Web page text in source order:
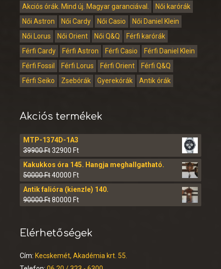
Akciós órák. Mind új. Magyar garanciával.
Női karórák
Női Astron
Női Cardy Női Casio
Női Daniel Klein
Női Lorus
Női Orient Női Q&Q
Férfi karórák
Férfi Cardy
Férfi Astron Férfi Casio
Férfi Daniel Klein
Férfi Fossil
Férfi Lorus Férfi Orient
Férfi Q&Q
Férfi Seiko
Zsebórák Gyerekórák Antik órák
Akciós termékek
MTP-1374D-1A3
39900Ft32900 Ft
Kakukkos óra 145. Hangja meghallgatható.
50000Ft40000 Ft
Antik falióra (kienzle) 140.
90000Ft80000 Ft
Elérhetőségek
Cím: Kecskemét, Akadémia krt. 55.